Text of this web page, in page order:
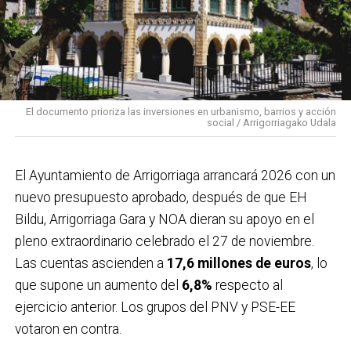
El documento prioriza las inversiones en urbanismo, barrios y acción
social / Arrigorriagako Udala
El Ayuntamiento de Arrigorriaga arrancará 2026 con un
nuevo presupuesto aprobado, después de que EH
Bildu, Arrigorriaga Gara y NOA dieran su apoyo en el
pleno extraordinario celebrado el 27 de noviembre.
Las cuentas ascienden a 17,6 millones de euros, lo
que supone un aumento del 6,8% respecto al
ejercicio anterior. Los grupos del PNV y PSE-EE
votaron en contra.